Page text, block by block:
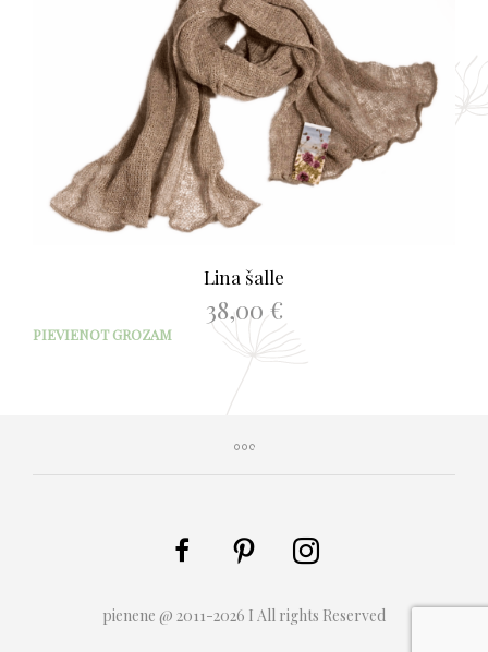
Lina šalle
38,00€
PIEVIENOT GROZAM
pienene @ 2011-2026 I All rights Reserved